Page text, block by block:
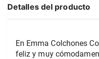
Detalles del producto
En Emma Colchones
feliz y muy